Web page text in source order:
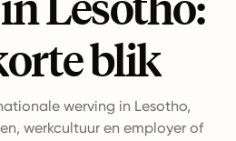
blik
werving in Lesotho,
werkcultuur en employer of